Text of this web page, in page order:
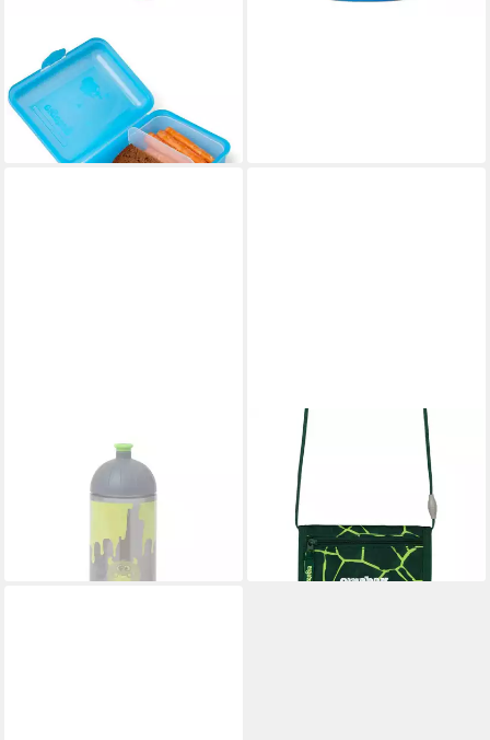
ERGOBAG
Lunchbox Brotdose
Eisprinzessin, Polyester
11,99 €
lieferbar - in 2-3 Werktagen bei dir
Trinkflasche Trinkflasche
12,99 €
lieferbar - in 4-5 Werktagen bei dir
ERGOBAG
Trinkflasche Edelstahl
Trinkflasche
24,99 €
lieferbar - in 6-8 Werktagen bei dir